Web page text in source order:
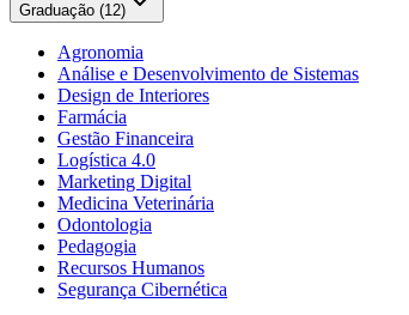
Graduação (12)
Agronomia
Análise e Desenvolvimento de Sistemas
Design de Interiores
Farmácia
Gestão Financeira
Logística 4.0
Marketing Digital
Medicina Veterinária
Odontologia
Pedagogia
Recursos Humanos
Segurança Cibernética